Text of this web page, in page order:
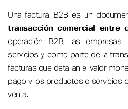
Una factura B2B es un
transacción comercial entre
operación B2B, las empresas
servicios y, como parte de la
facturas que detallan el valor
pago y los productos o servicios
venta.